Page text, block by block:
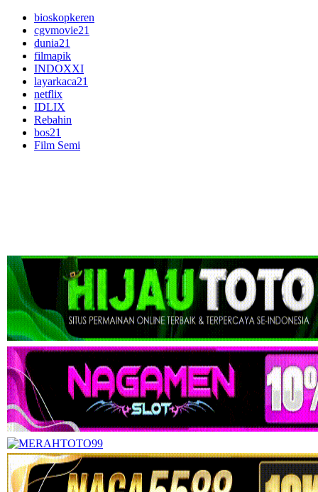
bioskopkeren
cgvmovie21
dunia21
filmapik
INDOXXI
layarkaca21
netflix
IDLIX
Rebahin
bos21
Film Semi